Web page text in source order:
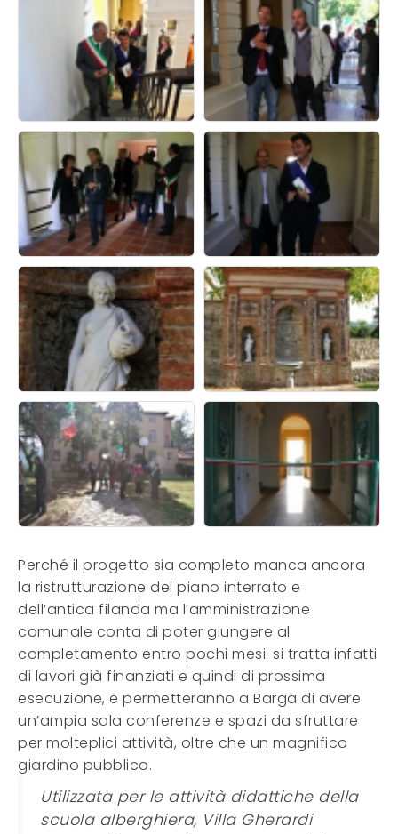
Perché il progetto sia completo manca ancora
la ristrutturazione del piano interrato e
dell’antica filanda ma l’amministrazione
comunale conta di poter giungere al
completamento entro pochi mesi: si tratta infatti
di lavori già finanziati e quindi di prossima
esecuzione, e permetteranno a Barga di avere
un’ampia sala conferenze e spazi da sfruttare
per molteplici attività, oltre che un magnifico
giardino pubblico.
Utilizzata per le attività didattiche della
scuola alberghiera, Villa Gherardi